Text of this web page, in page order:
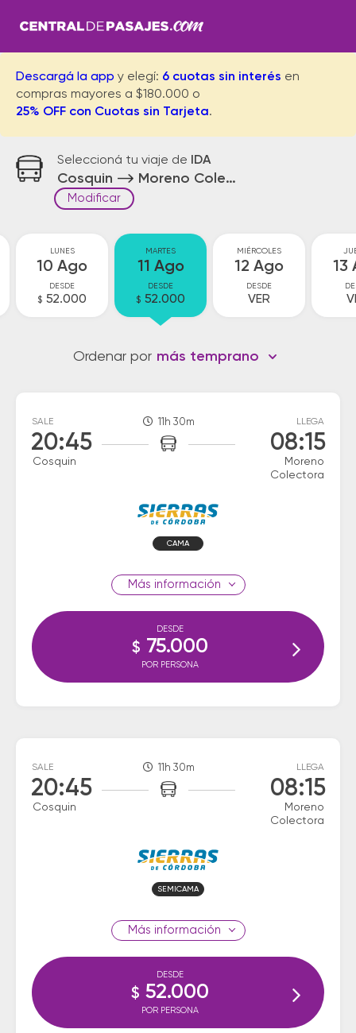
Descargá la app y elegí: 6 cuotas sin interés en
compras mayores a $180.000 o
25% OFF con Cuotas sin Tarjeta.
Seleccioná tu viaje de IDA
Cosquin Moreno Colectora
Modificar
LUNES
10 Ago
DESDE
$ 52.000
MARTES
11 Ago
DESDE
$ 52.000
MIÉRCOLES
12 Ago
DESDE
VER
13
Ordenar por más temprano
SALE
20:45
Cosquin
11h 30m LLEGA
08:15
Moreno
Colectora
CAMA
información
DESDE
$ 75.000
POR PERSONA
SALE
20:45
Cosquin
11h 30m LLEGA
08:15
Moreno
Colectora
SEMICAMA
información
DESDE
$ 52.000
POR PERSONA